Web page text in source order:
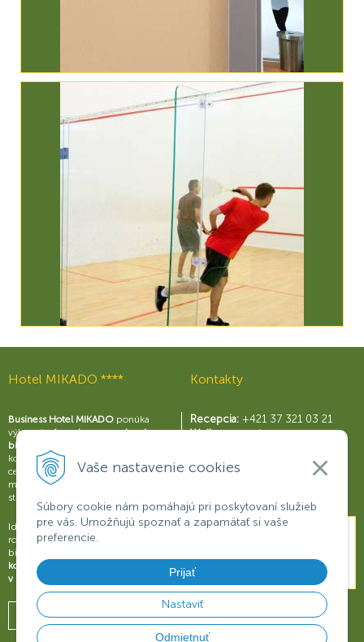
Vaše nastavenie cookies
Súbory cookie nám pomáhajú pri poskytovaní služieb
pre vás. Umožňujú spoznať a zapamätať si vaše
preferencie.
Prijať
Nastaviť
Odmietnuť
Hotel MIKADO ****
Business Hotel MIKADO ponúka
výbornézázemie pre moderný
biznis
konferenčnými sálami a business
centrom, širokou škálou služieb a
možnosťami na relax a príjemné
strávenie voľného času.
Ideálne miesto na obchodné
rokovania, konferencie, semináre či
biznisové prezentácie.
komfort a oddych pre váš úspech
v biznise
Kontakty
Recepcia: +421 37 321 03 21
Wellness centrum:
Reštaurácia Rouge: